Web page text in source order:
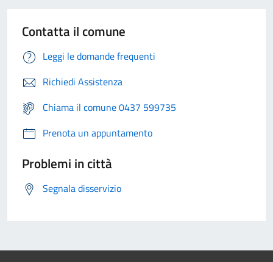
Contatta il comune
Leggi le domande frequenti
Richiedi Assistenza
Chiama il comune 0437 599735
Prenota un appuntamento
Problemi in città
Segnala disservizio